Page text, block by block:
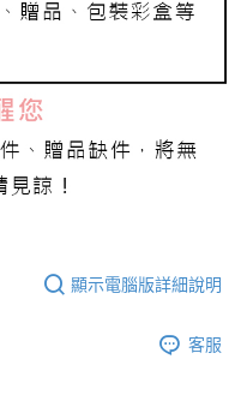
顯示電腦版詳細說明
客服